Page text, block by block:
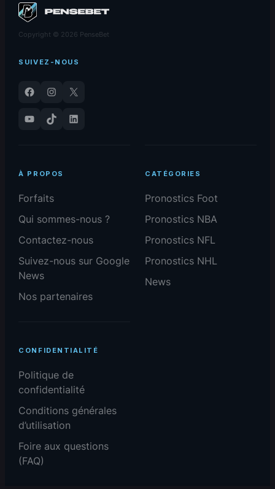
Copyright © 2026 PenseBet
SUIVEZ-NOUS
Facebook Instagram
X
YouTube
TikTok LinkedIn
À PROPOS
Forfaits
Qui sommes-nous ?
Contactez-nous
Suivez-nous sur Google
News
Nos partenaires
CATÉGORIES
Pronostics Foot
Pronostics NBA
Pronostics NFL
Pronostics NHL
News
CONFIDENTIALITÉ
Politique de
confidentialité
Conditions générales
d’utilisation
Foire aux questions
(FAQ)